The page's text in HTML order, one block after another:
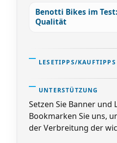
Benotti Bikes im
Qualität
LESETIPPS/KAUFTIPPS
UNTERSTÜTZUNG
Setzen Sie Banner und
Bookmarken Sie uns,
der Verbreitung der